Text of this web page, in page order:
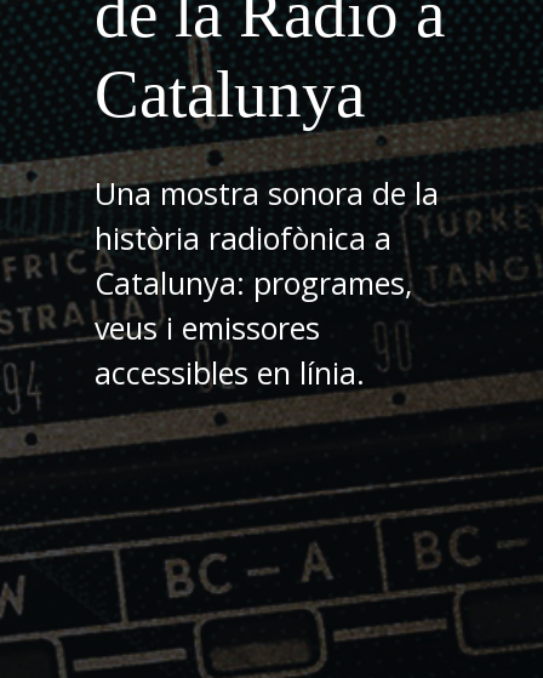
Catalunya
Una mostra sonora de la
història radiofònica a
Catalunya: programes,
veus i emissores
accessibles en línia.